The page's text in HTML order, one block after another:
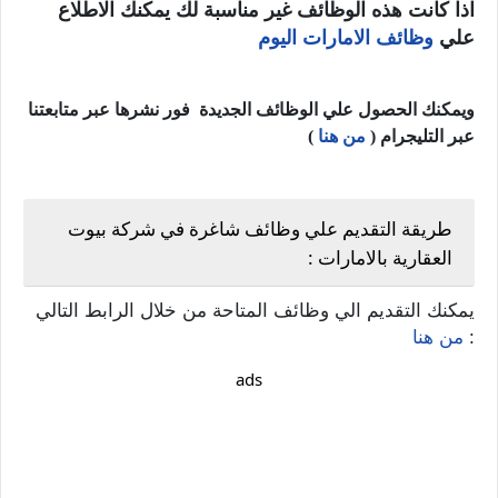
اذا كانت هذه الوظائف غير مناسبة لك يمكنك الاطلاع
علي وظائف الامارات اليوم
ويمكنك الحصول علي الوظائف الجديدة فور نشرها عبر متابعتنا
عبر التليجرام ( من هنا )
طريقة التقديم علي وظائف شاغرة في شركة بيوت
العقارية بالامارات :
يمكنك التقديم الي وظائف المتاحة من خلال الرابط التالي
: من هنا
ads